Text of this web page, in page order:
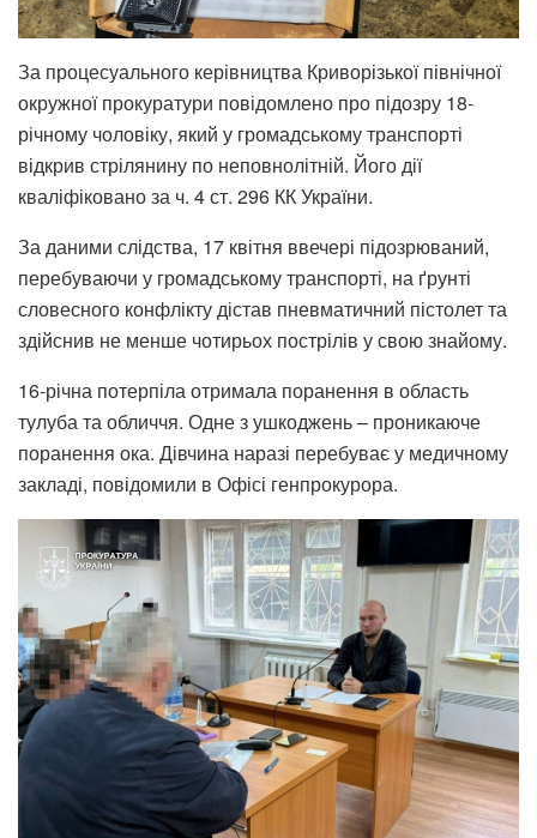
За процесуального керівництва Криворізької північної
окружної прокуратури повідомлено про підозру 18-
річному чоловіку, який у громадському транспорті
відкрив стрілянину по неповнолітній. Його дії
кваліфіковано за ч. 4 ст. 296 КК України.
За даними слідства, 17 квітня ввечері підозрюваний,
перебуваючи у громадському транспорті, на ґрунті
словесного конфлікту дістав пневматичний пістолет та
здійснив не менше чотирьох пострілів у свою знайому.
16-річна потерпіла отримала поранення в область
тулуба та обличчя. Одне з ушкоджень – проникаюче
поранення ока. Дівчина наразі перебуває у медичному
закладі, повідомили в Офісі генпрокурора.